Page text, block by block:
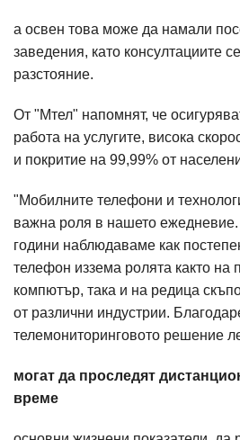
а освен това може да намали
заведения, като консултациите
разстояние.
От "Мтел" напомнят, че
работа на услугите, висока
и покритие на 99,99% от
"Мобилните телефони и
важна роля в нашето
години наблюдаваме как
телефон иззема ролята както на
компютър, така и на редица
от различни индустрии.
телемониторинговото решение
могат да проследят
време